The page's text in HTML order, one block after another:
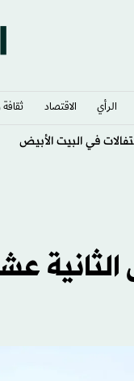
الرأي الاقتصاد
في البيت الأبيض